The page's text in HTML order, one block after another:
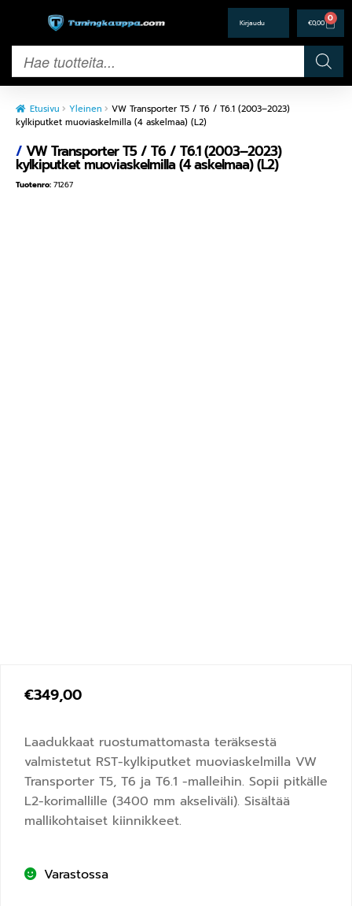
€0,00 0
Etusivu Yleinen
VW Transporter T5 / T6 / T6.1 (2003–2023)
kylkiputket muoviaskelmilla (4 askelmaa) (L2)
/VW Transporter T5 / T6 / T6.1 (2003–2023)
kylkiputket muoviaskelmilla (4 askelmaa) (L2)
Tuotenro: 71267
€349,00
Laadukkaat ruostumattomasta teräksestä
valmistetut RST-kylkiputket muoviaskelmilla VW
Transporter T5, T6 ja T6.1 -malleihin. Sopii pitkälle
L2-korimallille (3400 mm akseliväli). Sisältää
mallikohtaiset kiinnikkeet.
Varastossa